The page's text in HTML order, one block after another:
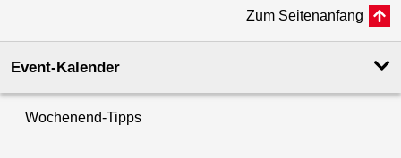
Zum Seitenanfang
Event-Kalender
Wochenend-Tipps